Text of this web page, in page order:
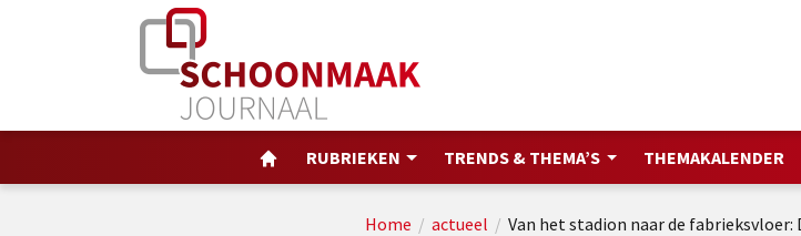
RUBRIEKEN TRENDS & THEMA’S THEMAKALENDER
Home / actueel / Van het stadion naar de